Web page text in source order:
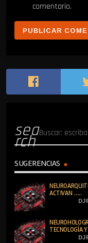
comentario.
sea
rch
SUGERENCIAS
ACTIVAN ......
TECNOLOGÍA